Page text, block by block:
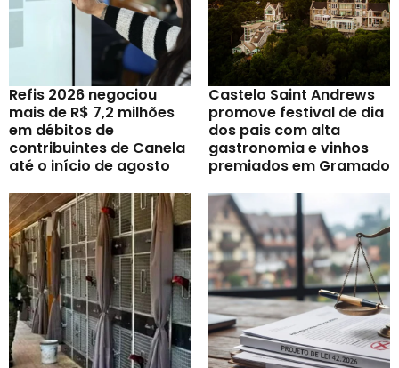
Refis 2026 negociou
mais de R$ 7,2 milhões
em débitos de
contribuintes de Canela
até o início de agosto
Castelo Saint Andrews
promove festival de dia
dos pais com alta
gastronomia e vinhos
premiados em Gramado